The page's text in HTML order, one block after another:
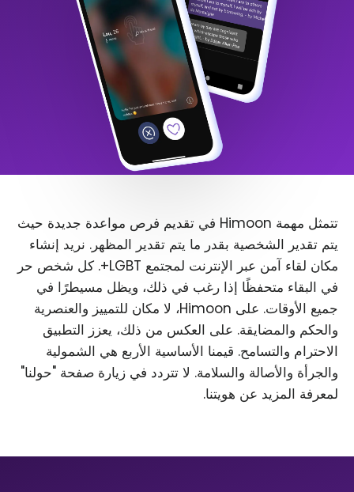
تتمثل مهمة Himoon في تقديم فرص مواعدة جديدة حيث
يتم تقدير الشخصية بقدر ما يتم تقدير المظهر. نريد إنشاء
مكان لقاء آمن عبر الإنترنت لمجتمع LGBT+. كل شخص حر
في البقاء متحفظًا إذا رغب في ذلك، ويظل مسيطرًا في
جميع الأوقات. على Himoon، لا مكان للتمييز والعنصرية
والحكم والمضايقة. على العكس من ذلك، يعزز التطبيق
الاحترام والتسامح. قيمنا الأساسية الأربع هي الشمولية
والجرأة والأصالة والسلامة. لا تتردد في زيارة صفحة "حولنا"
لمعرفة المزيد عن هويتنا.